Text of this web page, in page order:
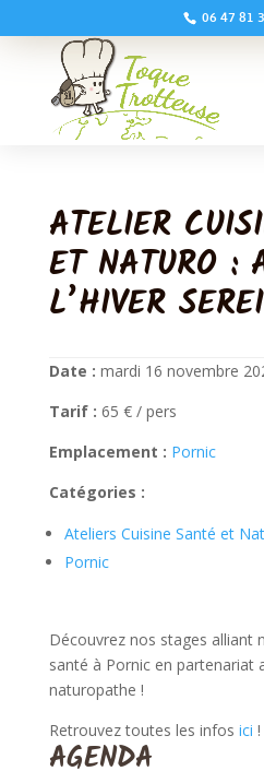
06 47 81
ATELIER
ET NATURO :
L’HIVER
Date : mardi 16 novembre
Tarif : 65 € / pers
Emplacement : Pornic
Catégories :
Ateliers Cuisine Santé et
Pornic
Découvrez nos stages alliant
santé à Pornic en partenariat
naturopathe !
Retrouvez toutes les infos ici !
AGENDA